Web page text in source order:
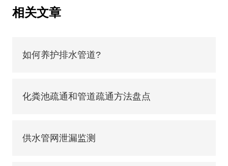
相关文章
如何养护排水管道?
化粪池疏通和管道疏通方法盘点
供水管网泄漏监测